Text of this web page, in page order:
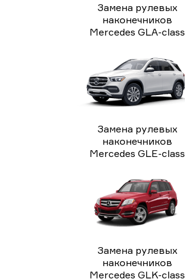
Замена рулевых
наконечников
Mercedes GLA-class
Замена рулевых
наконечников
Mercedes GLE-class
Замена рулевых
наконечников
Mercedes GLK-class